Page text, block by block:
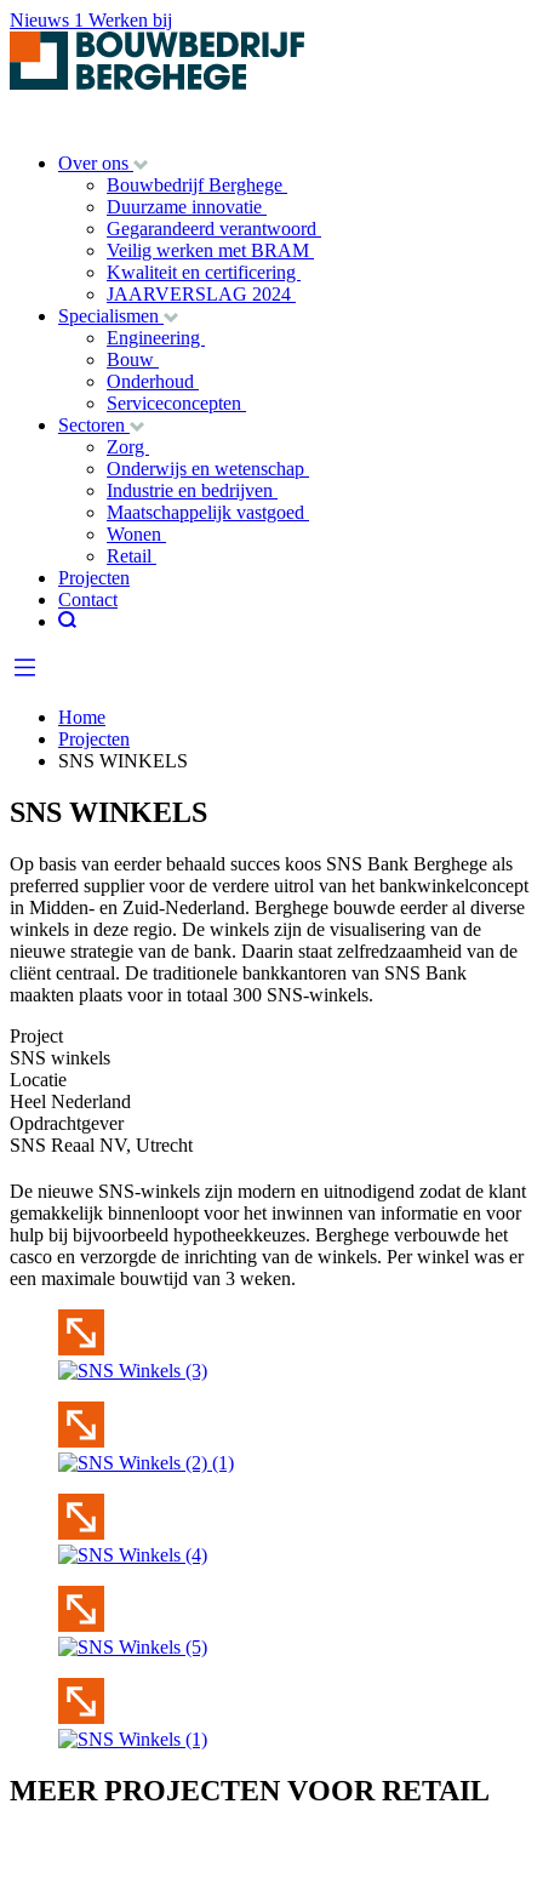
Nieuws 1 Werken bij
Over ons
Bouwbedrijf Berghege
Duurzame innovatie
Gegarandeerd verantwoord
Veilig werken met BRAM
Kwaliteit en certificering
JAARVERSLAG 2024
Specialismen
Engineering
Bouw
Onderhoud
Serviceconcepten
Sectoren
Zorg
Onderwijs en wetenschap
Industrie en bedrijven
Maatschappelijk vastgoed
Wonen
Retail
Projecten
Contact
Home
Projecten
SNS WINKELS
SNS WINKELS
Op basis van eerder behaald succes koos SNS Bank Berghege als
preferred supplier voor de verdere uitrol van het bankwinkelconcept
in Midden- en Zuid-Nederland. Berghege bouwde eerder al diverse
winkels in deze regio. De winkels zijn de visualisering van de
nieuwe strategie van de bank. Daarin staat zelfredzaamheid van de
cliënt centraal. De traditionele bankkantoren van SNS Bank
maakten plaats voor in totaal 300 SNS-winkels.
Project
SNS winkels
Locatie
Heel Nederland
Opdrachtgever
SNS Reaal NV, Utrecht
De nieuwe SNS-winkels zijn modern en uitnodigend zodat de klant
gemakkelijk binnenloopt voor het inwinnen van informatie en voor
hulp bij bijvoorbeeld hypotheekkeuzes. Berghege verbouwde het
casco en verzorgde de inrichting van de winkels. Per winkel was er
een maximale bouwtijd van 3 weken.
MEER PROJECTEN VOOR RETAIL